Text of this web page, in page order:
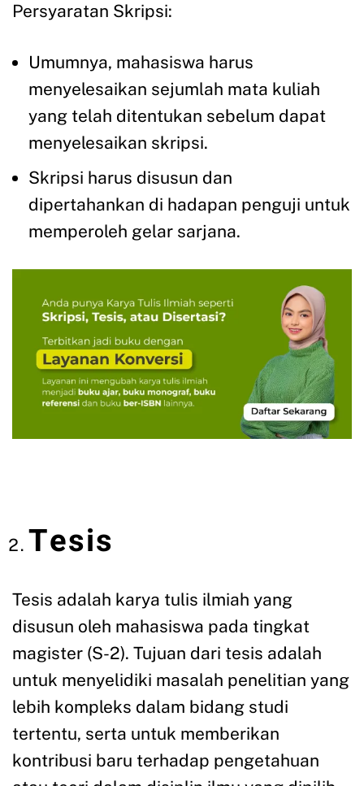
Persyaratan Skripsi:
Umumnya, mahasiswa harus
menyelesaikan sejumlah mata kuliah
yang telah ditentukan sebelum dapat
menyelesaikan skripsi.
Skripsi harus disusun dan
dipertahankan di hadapan penguji untuk
memperoleh gelar sarjana.
Tesis
Tesis adalah karya tulis ilmiah yang
disusun oleh mahasiswa pada tingkat
magister (S-2). Tujuan dari tesis adalah
untuk menyelidiki masalah penelitian yang
lebih kompleks dalam bidang studi
tertentu, serta untuk memberikan
kontribusi baru terhadap pengetahuan